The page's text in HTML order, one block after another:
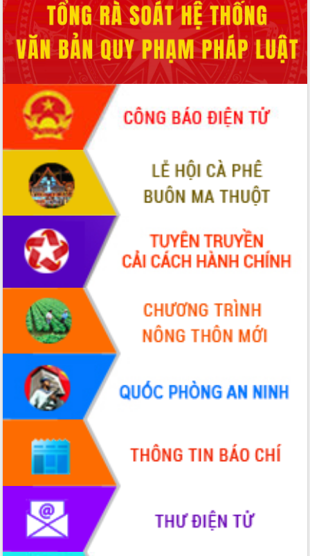
Chủ tịch UBND tỉnh kiểm tra công tác
phòng, chống bão số 13 tại các địa
bàn xung yếu
Tập trung đẩy nhanh giải ngân nguồn
vốn các chương trình mục tiêu quốc
Xã Ea H'leo giữ vững và nâng cao chất
lượng các tiêu chí nông thôn mới
Công bố quyết định của Ban Thường
vụ Tỉnh ủy về công tác cán bộ
Nâng cao trách nhiệm người đứng
đầu, phát huy tinh thần chủ động,
sáng tạo để đảm bảo tiến độ giải ngân
vốn đầu tư công năm 2025
Sở Công Thương đột phá số hóa 100%
thủ tục trực tuyến lấy sự hài lòng của
doanh nghiệp làm thước đo phục vụ
Đảm bảo công tác bầu cử triển khai
đúng tiến độ, quy trình theo luật định
Ban Tuyên giáo và Dân vận Trung ương
tập huấn công tác khoa giáo năm 2025
Đắk Lắk hưởng ứng Ngày Pháp luật
Việt Nam 2025 và biểu dương 25 tập
thể, cá nhân tiêu biểu
Hội nghị lần thứ nhất Ban Chỉ đạo
công tác bầu cử tỉnh Đắk Lắk
Hội nghị UBND tỉnh thường kỳ tháng
Kỳ họp chuyên đề lần thứ Ba, HĐND
tỉnh khóa X
Bí thư Tỉnh ủy Lương Nguyễn Minh
Triết kiểm tra việc thực hiện chống
khai thác IUU
Hội thảo chuyên đề “Hành trình xuất
khẩu nông sản Việt Nam qua thương
mại điện tử cùng Amazon”